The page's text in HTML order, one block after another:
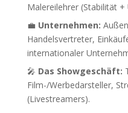
Malereilehrer (Stabilität
💼 Unternehmen:
Handelsvertreter,
internationaler
🎤 Das Showgeschäft:
Film-/Werbedarsteller,
(Livestreamers).